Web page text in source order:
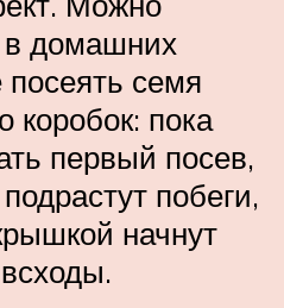
в домашних
семя
коробок: пока
первый посев,
побеги,
начнут